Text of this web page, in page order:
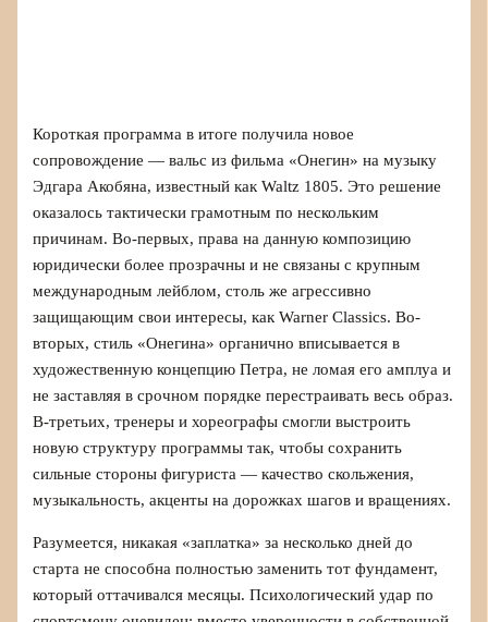
Короткая программа в итоге получила новое
сопровождение — вальс из фильма «Онегин» на музыку
Эдгара Акобяна, известный как Waltz 1805. Это решение
оказалось тактически грамотным по нескольким
причинам. Во-первых, права на данную композицию
юридически более прозрачны и не связаны с крупным
международным лейблом, столь же агрессивно
защищающим свои интересы, как Warner Classics. Во-
вторых, стиль «Онегина» органично вписывается в
художественную концепцию Петра, не ломая его амплуа и
не заставляя в срочном порядке перестраивать весь образ.
В-третьих, тренеры и хореографы смогли выстроить
новую структуру программы так, чтобы сохранить
сильные стороны фигуриста — качество скольжения,
музыкальность, акценты на дорожках шагов и вращениях.
Разумеется, никакая «заплатка» за несколько дней до
старта не способна полностью заменить тот фундамент,
который оттачивался месяцы. Психологический удар по